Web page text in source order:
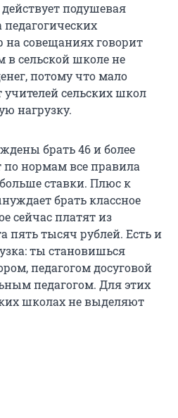
подушевая
на совещаниях говорит
сельской школе не
потому что мало
учителей сельских школ
нагрузку.
брать 46 и более
нормам все правила
ставки. Плюс к
брать классное
сейчас платят из
пять тысяч рублей. Есть и
ты становишься
педагогом досуговой
педагогом. Для этих
школах не выделяют